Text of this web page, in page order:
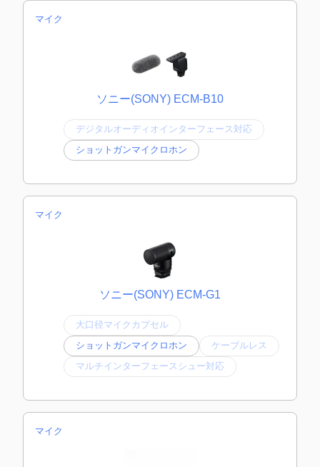
マイク
ソニー(SONY) ECM-B10
デジタルオーディオインターフェース対応
ショットガンマイクロホン
マイク
ソニー(SONY) ECM-G1
大口径マイクカプセル
ショットガンマイクロホン
ケーブルレス
マルチインターフェースシュー対応
マイク